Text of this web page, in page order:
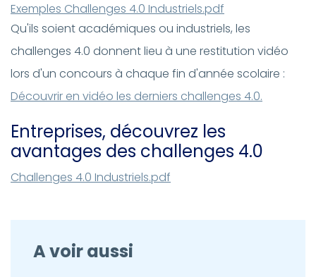
Document
Exemples Challenges 4.0 Industriels.pdf
Qu'ils soient académiques ou industriels, les
challenges 4.0 donnent lieu à une restitution vidéo
lors d'un concours à chaque fin d'année scolaire :
Découvrir en vidéo les derniers challenges 4.0.
Entreprises, découvrez les
avantages des challenges 4.0
Document
Challenges 4.0 Industriels.pdf
A voir aussi